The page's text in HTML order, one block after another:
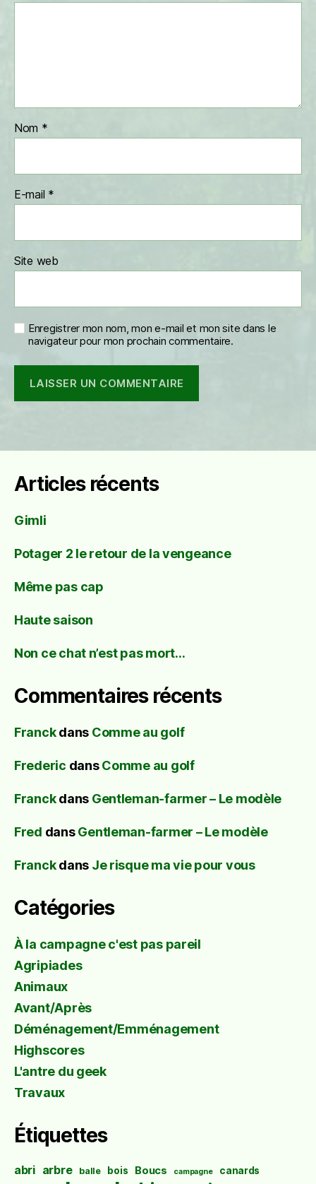
Nom *
E-mail *
Site web
Enregistrer mon nom, mon e-mail et mon site dans le
navigateur pour mon prochain commentaire.
Articles récents
Gimli
Potager 2 le retour de la vengeance
Même pas cap
Haute saison
Non ce chat n’est pas mort…
Commentaires récents
Franckdans Comme au golf
Frederic dansComme au golf
Franckdans Gentleman-farmer – Le modèle
Fred dansGentleman-farmer – Le modèle
Franckdans Je risque ma vie pour vous
Catégories
À la campagne c'est pas pareil
Agripiades
Animaux
Avant/Après
Déménagement/Emménagement
Highscores
L'antre du geek
Travaux
Étiquettes
abri arbre balle bois Boucs campagne canards